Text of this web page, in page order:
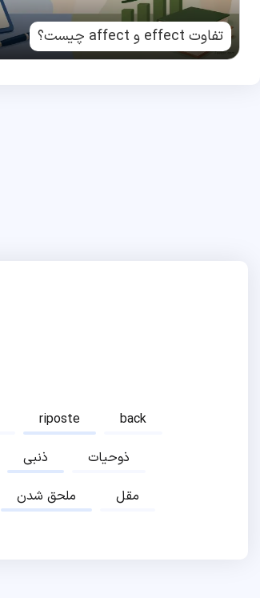
تفاوت effect و affect چیست؟
riposte
back
ذنبی
ذوحیات
ملحق شدن مقل